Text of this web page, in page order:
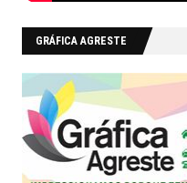
GRÁFICA AGRESTE